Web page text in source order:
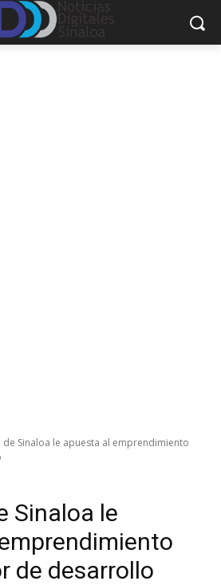
Sinaloa le apuesta al emprendimiento
Sinaloa le
de desarrollo